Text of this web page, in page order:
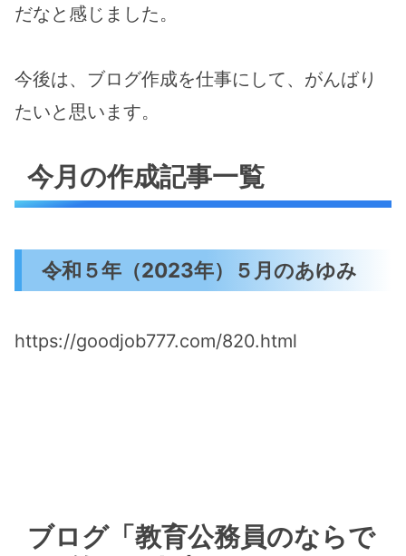
だなと感じました。
今後は、ブログ作成を仕事にして、がんばり
たいと思います。
今月の作成記事一覧
令和５年（2023年）５月のあゆみ
https://goodjob777.com/820.html
ブログ「教育公務員のならで